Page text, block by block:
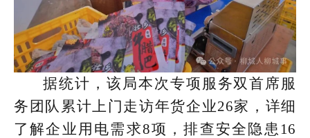
据统计，该局本次专项服务双首席服
务团队累计上门走访年货企业26家，详细
了解企业用电需求8项，排查安全隐患16